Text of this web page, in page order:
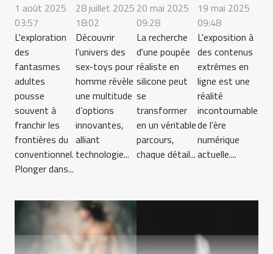
1 août 2025
03:57
L'exploration
des
fantasmes
adultes
pousse
souvent à
franchir les
frontières du
conventionnel.
Plonger dans...
28 juillet 2025
18:02
Découvrir
l’univers des
sex-toys pour
homme révèle
une multitude
d’options
innovantes,
alliant
technologie...
20 mai 2025
09:28
La recherche
d'une poupée
réaliste en
silicone peut
se
transformer
en un véritable
parcours,
chaque détail...
19 mai 2025
09:48
L'exposition à
des contenus
extrêmes en
ligne est une
réalité
incontournable
de l'ère
numérique
actuelle....